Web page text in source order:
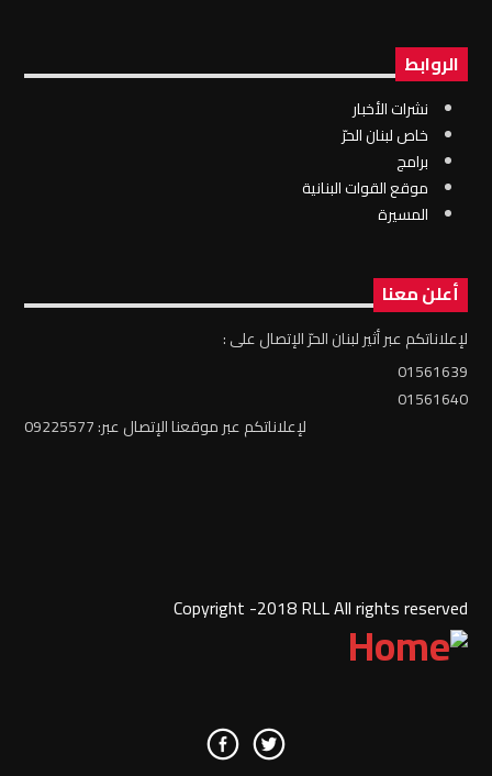
الروابط
نشرات الأخبار
خاص لبنان الحرّ
برامج
موقع القوات البنانية
المسيرة
أعلن معنا
لإعلاناتكم عبر أثير لبنان الحرّ الإتصال على :
01561639
01561640
لإعلاناتكم عبر موقعنا الإتصال عبر: 09225577
Copyright -2018 RLL All rights reserved